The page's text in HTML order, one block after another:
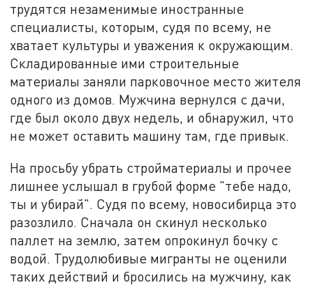
трудятся незаменимые иностранные
специалисты, которым, судя по всему, не
хватает культуры и уважения к окружающим.
Складированные ими строительные
материалы заняли парковочное место жителя
одного из домов. Мужчина вернулся с дачи,
где был около двух недель, и обнаружил, что
не может оставить машину там, где привык.
На просьбу убрать стройматериалы и прочее
лишнее услышал в грубой форме "тебе надо,
ты и убирай". Судя по всему, новосибирца это
разозлило. Сначала он скинул несколько
паллет на землю, затем опрокинул бочку с
водой. Трудолюбивые мигранты не оценили
таких действий и бросились на мужчину, как